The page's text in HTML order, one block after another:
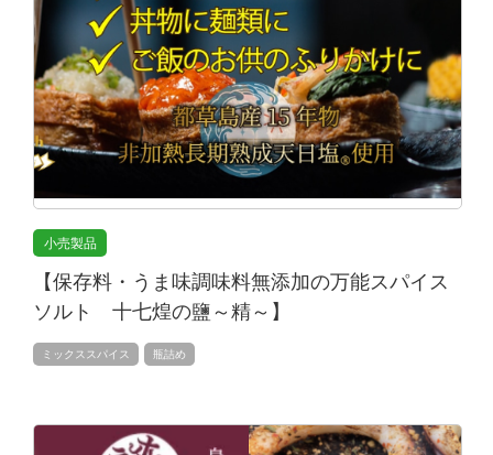
小売製品
【保存料・うま味調味料無添加の万能スパイス
ソルト 十七煌の鹽～精～】
ミックススパイス 瓶詰め